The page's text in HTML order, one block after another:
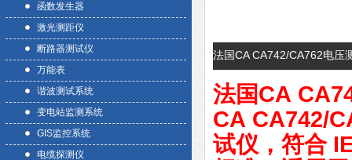
函数发生器
激光测距仪
断路器测试仪
万能表
谐波测试系统
变电站监测系统
GIS监控系统
电缆探测仪
法国CA CA742/CA762电压
法国CA
CA CA742/
试仪，符合